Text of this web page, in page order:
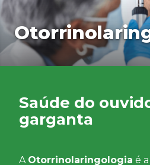
Saúde do
garganta
A Otorrinolaringologia é